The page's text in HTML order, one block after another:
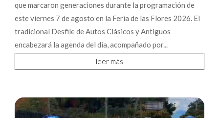
que marcaron generaciones durante la programación de
este viernes 7 de agosto en la Feria de las Flores 2026. El
tradicional Desfile de Autos Clásicos y Antiguos
encabezará la agenda del día, acompañado por...
leer más